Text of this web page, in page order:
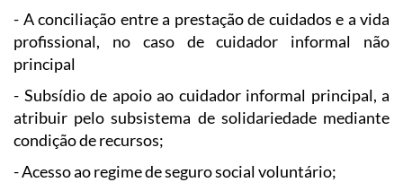
- A conciliação entre a prestação de cuidados e a vida
profissional, no caso de cuidador informal não
principal
- Subsídio de apoio ao cuidador informal principal, a
atribuir pelo subsistema de solidariedade mediante
condição de recursos;
- Acesso ao regime de seguro social voluntário;